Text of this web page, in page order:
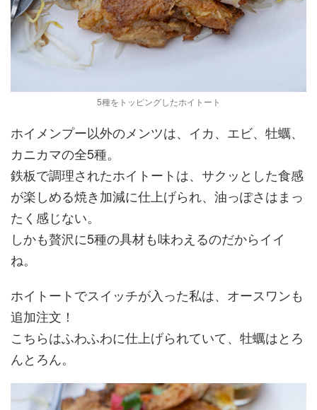
5種をトッピングしたホイトート
ホイメンプー以外のメンツは、イカ、エビ、牡蠣、
カニカマの全5種。
鉄板で調理されたホイトートは、サクッとした食感
が楽しめる焼き加減に仕上げられ、油っぽさはまっ
たく感じない。
しかも贅沢に5種の具材も味わえるのだからイイ
ね。
ホイトートでスイッチが入った私は、オースワンも
追加注文！
こちらはふわふわに仕上げられていて、牡蠣はとろ
んとろん。